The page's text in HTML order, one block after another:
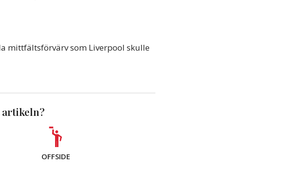
mittfältsförvärv som Liverpool skulle
OFFSIDE